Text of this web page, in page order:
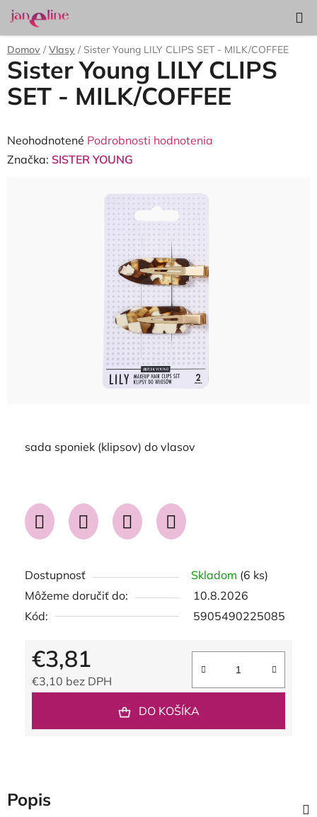
Prejsť
na
obsah
KOŠÍK
Domov / Vlasy / Sister Young LILY CLIPS SET - MILK/COFFEE
sada sponiek (klipsov) do vlasov
Dostupnosť Skladom (6 ks)
Môžeme doručiť do:
10.8.2026
Kód:
5905490225085
€3,81
€3,10 bez DPH
DO KOŠÍKA
Sister Young LILY CLIPS
SET - MILK/COFFEE
Priemerné
hodnotenie
Neohodnotené Podrobnosti hodnotenia
Značka: SISTER YOUNG
Popis